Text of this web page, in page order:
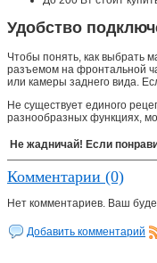
Удобство
Чтобы понять, как выбрать
разъемом на фронтальной
или камеры заднего вида.
Не существует единого
разнообразных функциях,
Не жадничай! Если
Комментарии (0)
Нет комментариев. Ваш
Добавить комментарий